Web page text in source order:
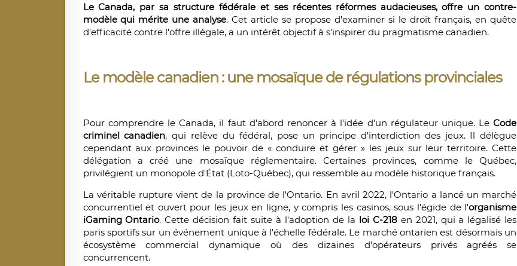
Le Canada, par sa structure fédérale et ses récentes réformes audacieuses, offre un contre-
modèle qui mérite une analyse. Cet article se propose d'examiner si le droit français, en quête
d'efficacité contre l'offre illégale, a un intérêt objectif à s'inspirer du pragmatisme canadien.
Le modèle canadien : une mosaïque de régulations provinciales
Pour comprendre le Canada, il faut d'abord renoncer à l'idée d'un régulateur unique. LeCode
criminel canadien, qui relève du fédéral, pose un principe d'interdiction des jeux. Il délègue
cependant aux provinces le pouvoir de « conduire et gérer » les jeux sur leur territoire. Cette
délégation a créé une mosaïque réglementaire. Certaines provinces, comme le Québec,
privilégient un monopole d'État (Loto-Québec), qui ressemble au modèle historique français.
La véritable rupture vient de la province de l'Ontario. En avril 2022, l'Ontario a lancé un marché
concurrentiel et ouvert pour les jeux en ligne, y compris les casinos, sous l'égide de l'organisme
iGaming Ontario. Cette décision fait suite à l'adoption de la loi C-218en 2021, qui a légalisé les
paris sportifs sur un événement unique à l'échelle fédérale. Le marché ontarien est désormais un
écosystème commercial dynamique où des dizaines d'opérateurs privés agréés se
concurrencent.